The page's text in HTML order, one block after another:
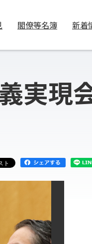
閣僚等名簿 新着
実現